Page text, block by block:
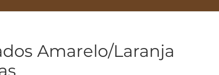
Amarelo/Laranja